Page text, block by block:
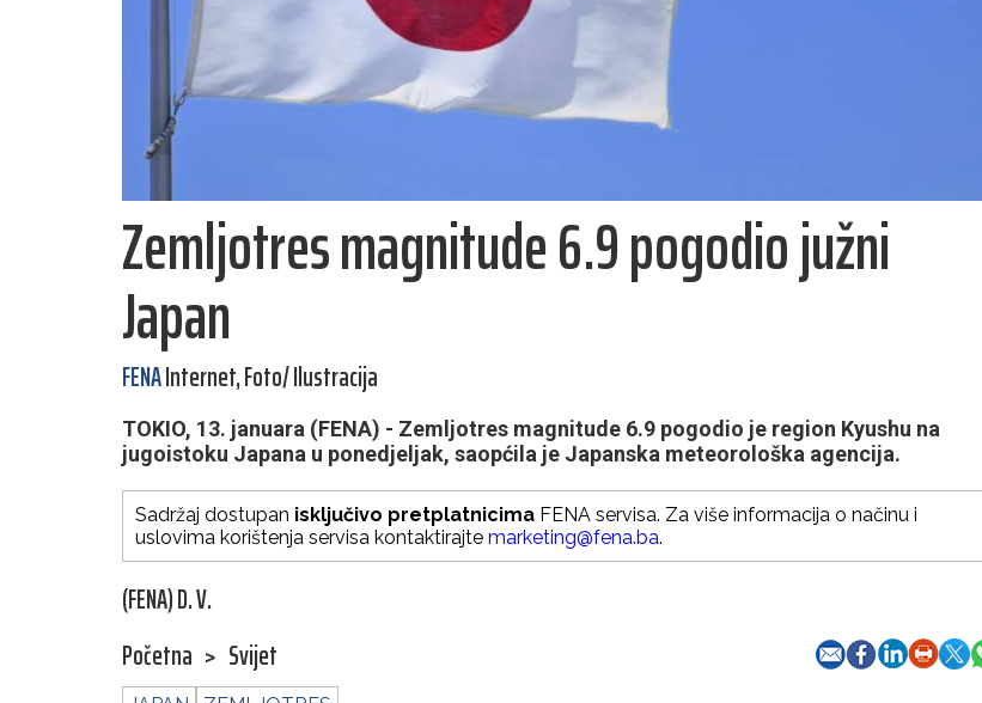
Zemljotres magnitude 6.9 pogodio južni
Japan
FENAInternet, Foto/ Ilustracija
TOKIO, 13. januara (FENA) - Zemljotres magnitude 6.9 pogodio je region Kyushu na
jugoistoku Japana u ponedjeljak, saopćila je Japanska meteorološka agencija.
Sadržaj dostupan isključivo pretplatnicima FENA servisa. Za više informacija o načinu i
uslovima korištenja servisa kontaktirajte marketing@fena.ba.
(FENA) D. V.
Početna > Svijet